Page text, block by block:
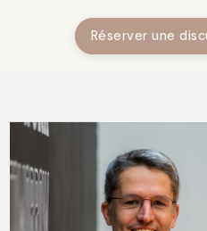
Réserver une